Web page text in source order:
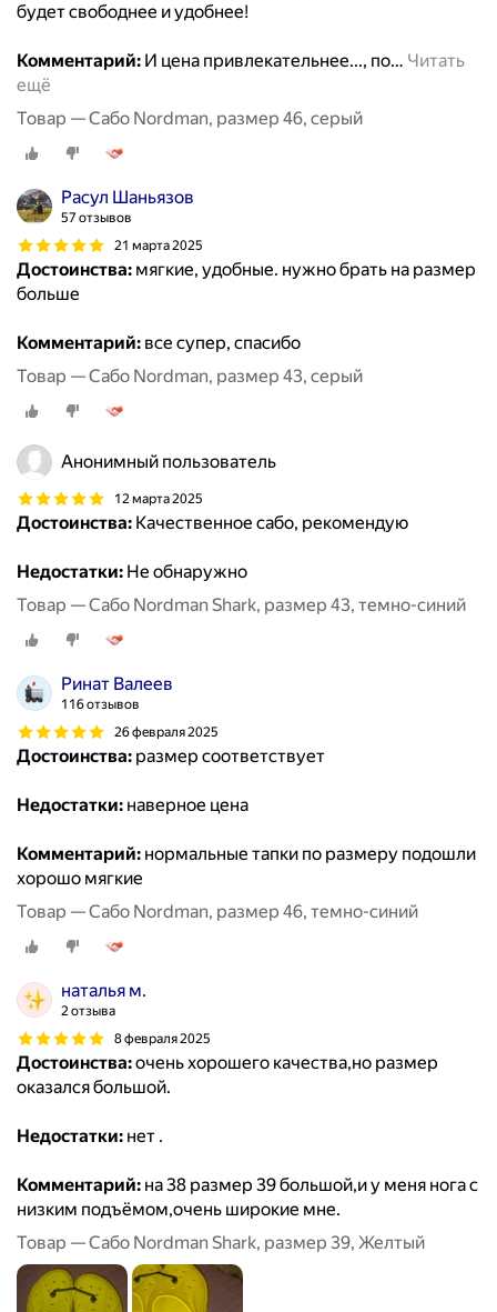
будет свободнее и удобнее!
Комментарий: И цена привлекательнее..., по… Читать
ещё
Товар — Сабо Nordman, размер 46, серый
Расул Шаньязов
57 отзывов
21 марта 2025
Достоинства: мягкие, удобные. нужно брать на размер
больше
Комментарий: все супер, спасибо
Товар — Сабо Nordman, размер 43, серый
Анонимный пользователь
12 марта 2025
Достоинства: Качественное сабо, рекомендую
Недостатки: Не обнаружно
Товар — Сабо Nordman Shark, размер 43, темно-синий
Ринат Валеев
116 отзывов
26 февраля 2025
Достоинства: размер соответствует
Недостатки: наверное цена
Комментарий: нормальные тапки по размеру подошли
хорошо мягкие
Товар — Сабо Nordman, размер 46, темно-синий
наталья м.
2 отзыва
8 февраля 2025
Достоинства:очень хорошего качества,но размер
оказался большой.
Недостатки: нет .
Комментарий: на 38 размер 39 большой,и у меня нога с
низким подъёмом,очень широкие мне.
Товар — Сабо Nordman Shark, размер 39, Желтый